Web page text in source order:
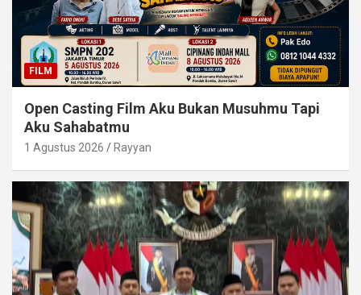
FILM
Open Casting Film Aku Bukan Musuhmu Tapi
Aku Sahabatmu
1 Agustus 2026 Rayyan